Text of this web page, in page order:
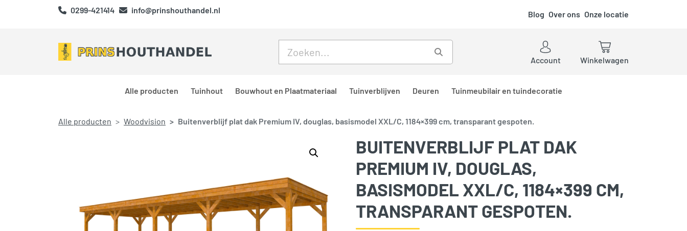
0299-421414 info@prinshouthandel.nl Blog Over ons Onze locatie
Account
Winkelwagen
Alle producten Tuinhout Bouwhout en Plaatmateriaal Tuinverblijven Deuren Tuinmeubilair en tuindecoratie
Alle producten Woodvision Buitenverblijf plat dak Premium IV, douglas, basismodel XXL/C, 1184×399 cm, transparant gespoten.
BUITENVERBLIJF PLAT DAK
PREMIUM IV, DOUGLAS,
BASISMODEL XXL/C, 1184×399 CM,
TRANSPARANT GESPOTEN.